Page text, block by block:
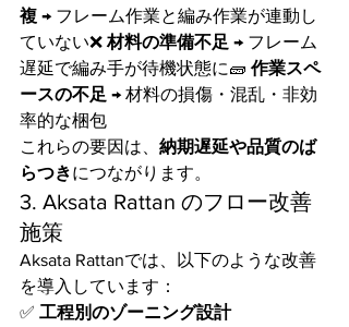
複 → フレーム作業と編み作業が連動し
ていない❌ 材料の準備不足 → フレーム
遅延で編み手が待機状態に🧱 作業スペ
ースの不足 → 材料の損傷・混乱・非効
率的な梱包
これらの要因は、 納期遅延や品質のば
らつきにつながります。
3. Aksata Rattan のフロー改善
施策
Aksata Rattanでは、以下のような改善
を導入しています：
✅ 工程別のゾーニング設計